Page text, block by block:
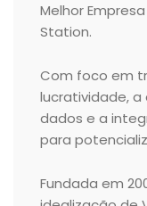
Melhor
Station.
Com foco em
lucratividade, a
dados e a
para
Fundada em